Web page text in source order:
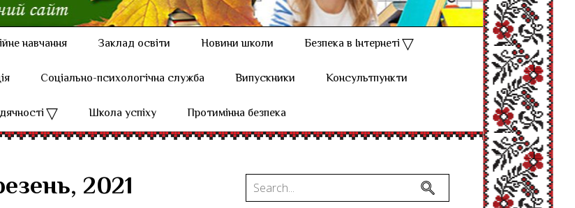
навчання Заклад освіти Новини школи
Безпека в Інтернеті
Соціально-психологічна служба Випускники
Консультпункти
Школа успіху Протимінна безпека
2021